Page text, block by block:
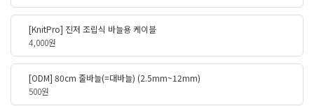
[KnitPro] 진저 조립식 바늘용 케이블
4,000원
[ODM] 80cm 줄바늘(=대바늘) (2.5mm~12mm)
500원